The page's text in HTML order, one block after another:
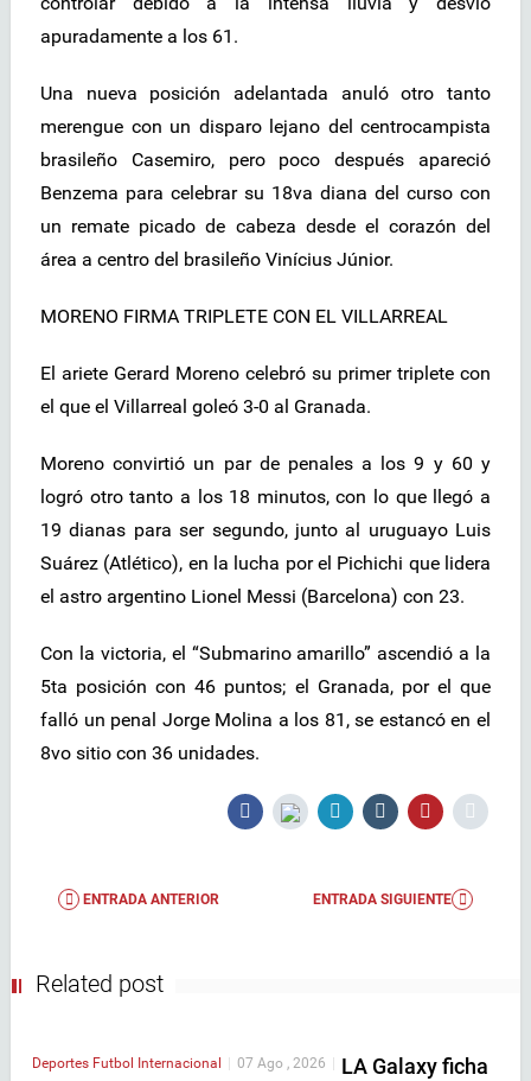
apuradamente a los 61.
Una nueva posición adelantada anuló otro tanto
merengue con un disparo lejano del centrocampista
brasileño Casemiro, pero poco después apareció
Benzema para celebrar su 18va diana del curso con
un remate picado de cabeza desde el corazón del
área a centro del brasileño Vinícius Júnior.
MORENO FIRMA TRIPLETE CON EL VILLARREAL
El ariete Gerard Moreno celebró su primer triplete con
el que el Villarreal goleó 3-0 al Granada.
Moreno convirtió un par de penales a los 9 y 60 y
logró otro tanto a los 18 minutos, con lo que llegó a
19 dianas para ser segundo, junto al uruguayo Luis
Suárez (Atlético), en la lucha por el Pichichi que lidera
el astro argentino Lionel Messi (Barcelona) con 23.
Con la victoria, el “Submarino amarillo” ascendió a la
5ta posición con 46 puntos; el Granada, por el que
falló un penal Jorge Molina a los 81, se estancó en el
8vo sitio con 36 unidades.
ENTRADA ANTERIOR ENTRADA SIGUIENTE
Related post
Deportes Futbol Internacional 07 Ago , 2026
LA Galaxy ficha